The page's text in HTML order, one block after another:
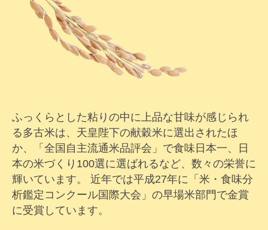
ふっくらとした粘りの中に上品な甘味が感じられ
る多古米は、天皇陛下の献穀米に選出されたほ
か、「全国自主流通米品評会」で食味日本一、日
本の米づくり100選に選ばれるなど、数々の栄誉に
輝いています。
近年では平成27年に「米・食味分
析鑑定コンクール国際大会」の早場米部門で金賞
に受賞しています。